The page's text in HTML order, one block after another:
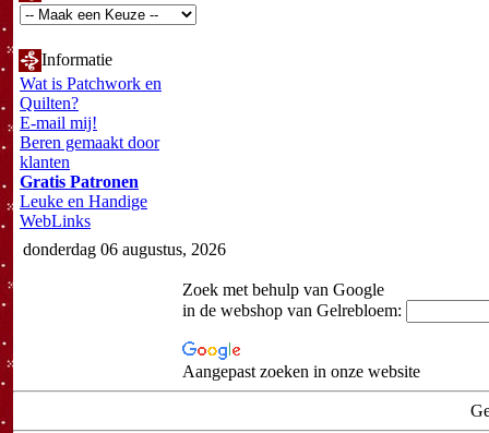
Informatie
Wat is Patchwork en
Quilten?
E-mail mij!
Beren gemaakt door
klanten
Gratis Patronen
Leuke en Handige
WebLinks
donderdag 06 augustus, 2026
Zoek met behulp van Google
in de webshop van Gelrebloem:
Aangepast zoeken in onze website